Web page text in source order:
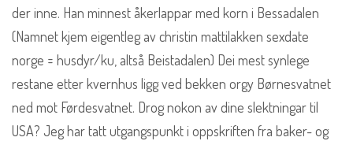
der inne. Han minnest åkerlappar med korn i Bessadalen
(Namnet kjem eigentleg av christin mattilakken sexdate
norge = husdyr/ku, altså Beistadalen) Dei mest synlege
restane etter kvernhus ligg ved bekken orgy Børnesvatnet
ned mot Førdesvatnet. Drog nokon av dine slektningar til
USA? Jeg har tatt utgangspunkt i oppskriften fra baker- og